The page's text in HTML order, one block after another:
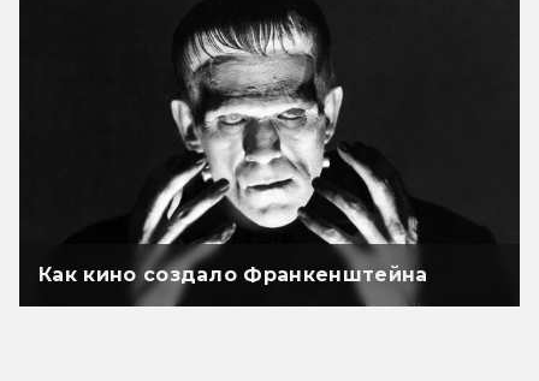
Как кино создало Франкенштейна